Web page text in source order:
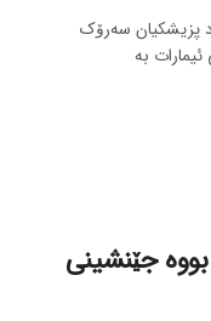
پزیشکیان سەرۆک
بە
جێنشینی